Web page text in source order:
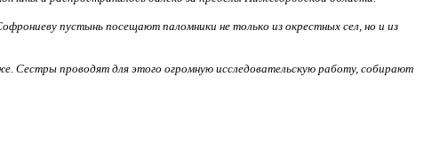
пустынь посещают паломники не только из окрестных сел, но и из
Сестры проводят для этого огромную исследовательскую работу, собирают